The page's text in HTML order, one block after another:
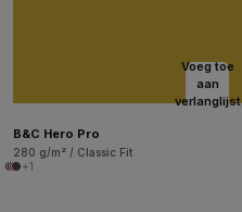
Voeg toe
aan
verlanglijst
B&C Hero Pro
280 g/m² / Classic Fit
+1